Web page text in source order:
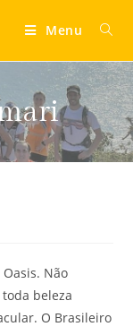
Menu
Não
beleza
O Brasileiro